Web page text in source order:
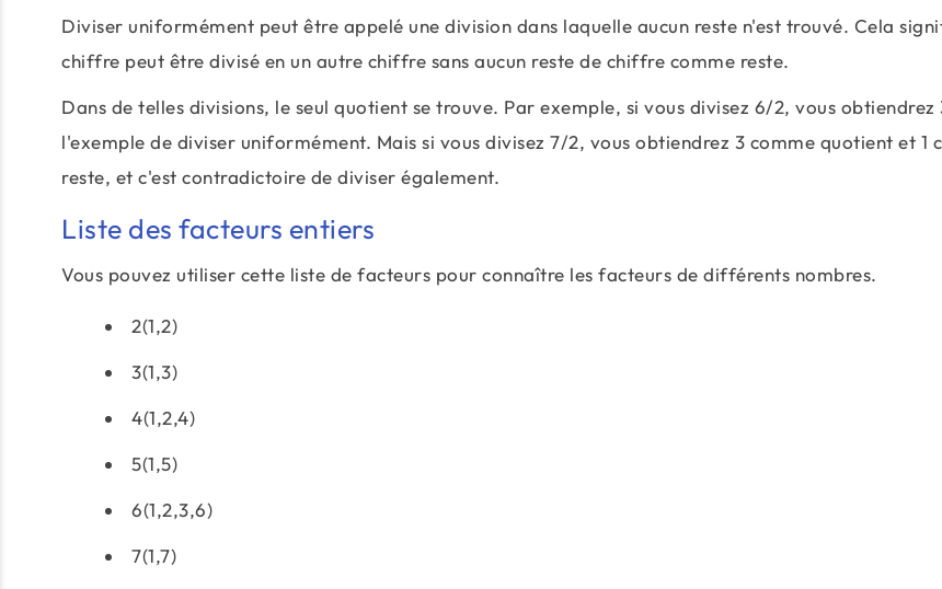
Diviser uniformément peut être appelé une division dans laquelle aucun reste n'est trouvé. Cela
chiffre peut être divisé en un autre chiffre sans aucun reste de chiffre comme reste.
Dans de telles divisions, le seul quotient se trouve. Par exemple, si vous divisez 6/2, vous obtiendrez
l'exemple de diviser uniformément. Mais si vous divisez 7/2, vous obtiendrez 3 comme quotient et 1
reste, et c'est contradictoire de diviser également.
Liste des facteurs entiers
Vous pouvez utiliser cette liste de facteurs pour connaître les facteurs de différents nombres.
2(1,2)
3(1,3)
4(1,2,4)
5(1,5)
6(1,2,3,6)
7(1,7)